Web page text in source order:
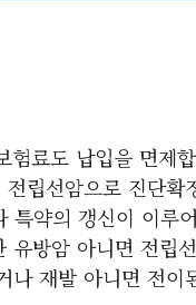
료도 납입을 면제
립선암으로 진단확
특약의 갱신이 이루
방암 아니면 전립
재발 아니면 전이